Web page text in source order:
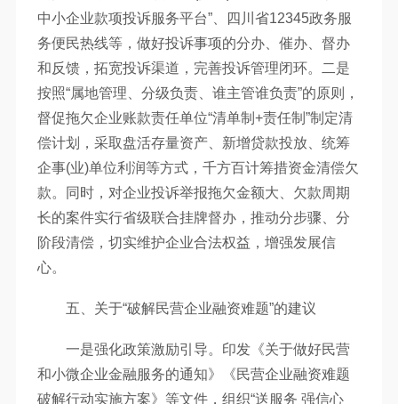
中小企业款项投诉服务平台”、四川省12345政务服
务便民热线等，做好投诉事项的分办、催办、督办
和反馈，拓宽投诉渠道，完善投诉管理闭环。二是
按照“属地管理、分级负责、谁主管谁负责”的原则，
督促拖欠企业账款责任单位“清单制+责任制”制定清
偿计划，采取盘活存量资产、新增贷款投放、统筹
企事(业)单位利润等方式，千方百计筹措资金清偿欠
款。同时，对企业投诉举报拖欠金额大、欠款周期
长的案件实行省级联合挂牌督办，推动分步骤、分
阶段清偿，切实维护企业合法权益，增强发展信
心。
五、关于“破解民营企业融资难题”的建议
一是强化政策激励引导。印发《关于做好民营
和小微企业金融服务的通知》《民营企业融资难题
破解行动实施方案》等文件，组织“送服务 强信心